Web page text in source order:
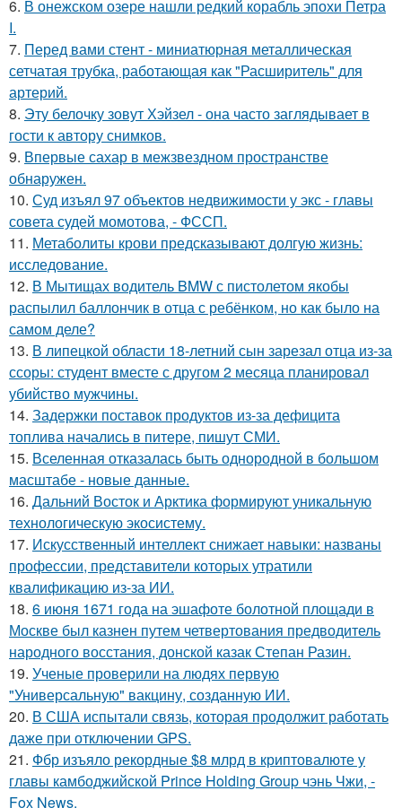
6. В онежском озере нашли редкий корабль эпохи Петра
I.
7. Перед вами стент - миниатюрная металлическая
сетчатая трубка, работающая как "Расширитель" для
артерий.
8. Эту белочку зовут Хэйзел - она часто заглядывает в
гости к автору снимков.
9. Впервые сахар в межзвездном пространстве
обнаружен.
10. Суд изъял 97 объектов недвижимости у экс - главы
совета судей момотова, - ФССП.
11. Метаболиты крови предсказывают долгую жизнь:
исследование.
12. В Мытищах водитель BMW с пистолетом якобы
распылил баллончик в отца с ребёнком, но как было на
самом деле?
13. В липецкой области 18-летний сын зарезал отца из-за
ссоры: студент вместе с другом 2 месяца планировал
убийство мужчины.
14. Задержки поставок продуктов из-за дефицита
топлива начались в питере, пишут СМИ.
15. Вселенная отказалась быть однородной в большом
масштабе - новые данные.
16. Дальний Восток и Арктика формируют уникальную
технологическую экосистему.
17. Искусственный интеллект снижает навыки: названы
профессии, представители которых утратили
квалификацию из-за ИИ.
18. 6 июня 1671 года на эшафоте болотной площади в
Москве был казнен путем четвертования предводитель
народного восстания, донской казак Степан Разин.
19. Ученые проверили на людях первую
"Универсальную" вакцину, созданную ИИ.
20. В США испытали связь, которая продолжит работать
даже при отключении GPS.
21. Фбр изъяло рекордные $8 млрд в криптовалюте у
главы камбоджийской Prince Holding Group чэнь Чжи, -
Fox News.